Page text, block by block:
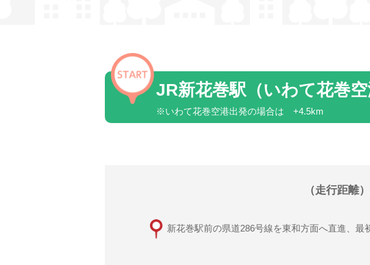
JR新花巻駅（いわて花巻空
※いわて花巻空港出発の場合は +4.5km
（走行距離
新花巻駅前の県道286号線を東和方面へ直進、最